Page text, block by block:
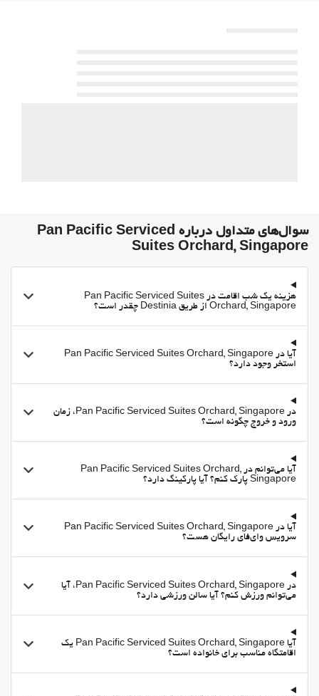
دسترسی به ساحل
Mini-golf
بیلیارد
اوقات فراغت و خانواده
مهد کودک
غذا و نوشیدنی
رستوران
مناطق متداول
تلویزیون
Library
مرکز تجاری
اتاق جلسه
اینترنت
وای-فای
صندلیهای حمام آفتاب
چترهای آفتابی
اسپا
سوال‌های متداول درباره Pan Pacific Serviced
Suites Orchard, Singapore
هزینه یک شب اقامت در Pan Pacific Serviced Suites
Orchard, Singapore از طریق Destinia چقدر است؟
آیا در Pan Pacific Serviced Suites Orchard, Singapore
استخر وجود دارد؟
در Pan Pacific Serviced Suites Orchard, Singapore، زمان
ورود و خروج چگونه است؟
آیا می‌توانم در Pan Pacific Serviced Suites Orchard,
Singapore پارک کنم؟ آیا پارکینگ دارد؟
آیا در Pan Pacific Serviced Suites Orchard, Singapore
سرویس وای‌فای رایگان هست؟
در Pan Pacific Serviced Suites Orchard, Singapore، آیا
می‌توانم ورزش کنم؟ آیا سالن ورزشی دارد؟
آیا Pan Pacific Serviced Suites Orchard, Singapore یک
اقامتگاه مناسب برای خانواده است؟